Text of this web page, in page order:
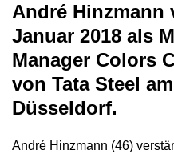
André Hinzmann
Januar 2018 als
Manager Colors
von Tata Steel
Düsseldorf.
André Hinzmann (46)